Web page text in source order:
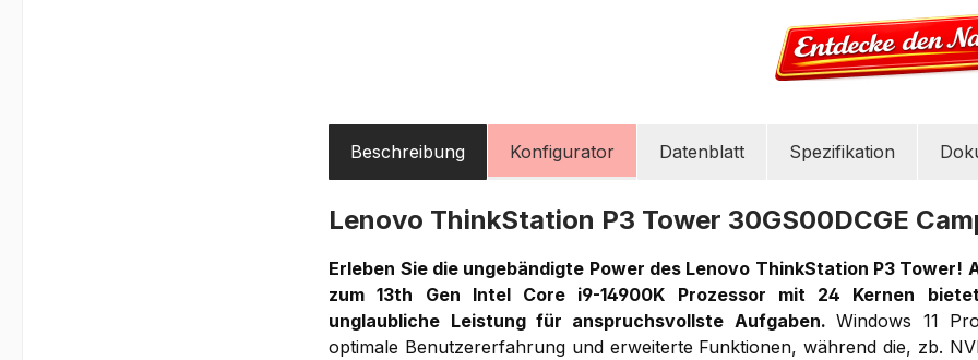
Beschreibung Konfigurator Datenblatt Spezifikation
Lenovo ThinkStation P3 Tower 30GS00DCGE
Erleben Sie die ungebändigte Power des Lenovo ThinkStation P3 Tower!
zum 13th Gen Intel Core i9-14900K Prozessor mit 24 Kernen
unglaubliche Leistung für anspruchsvollste Aufgaben.Windows 11
optimale Benutzererfahrung und erweiterte Funktionen, während die, zb.